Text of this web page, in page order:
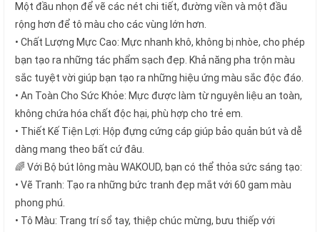
Một đầu nhọn để vẽ các nét chi tiết, đường viền và một đầu
rộng hơn để tô màu cho các vùng lớn hơn.
• Chất Lượng Mực Cao: Mực nhanh khô, không bị nhòe, cho phép
bạn tạo ra những tác phẩm sạch đẹp. Khả năng pha trộn màu
sắc tuyệt vời giúp bạn tạo ra những hiệu ứng màu sắc độc đáo.
• An Toàn Cho Sức Khỏe: Mực được làm từ nguyên liệu an toàn,
không chứa hóa chất độc hại, phù hợp cho trẻ em.
• Thiết Kế Tiện Lợi: Hộp đựng cứng cáp giúp bảo quản bút và dễ
dàng mang theo bất cứ đâu.
🌈 Với Bộ bút lông màu WAKOUD, bạn có thể thỏa sức sáng tạo:
• Vẽ Tranh: Tạo ra những bức tranh đẹp mắt với 60 gam màu
phong phú.
• Tô Màu: Trang trí sổ tay, thiệp chúc mừng, bưu thiếp với